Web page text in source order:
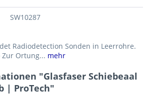
SW10287
Radiodetection Sonden in Leerrohre.
Ortung... mehr
"Glasfaser Schiebeaal
| ProTech"